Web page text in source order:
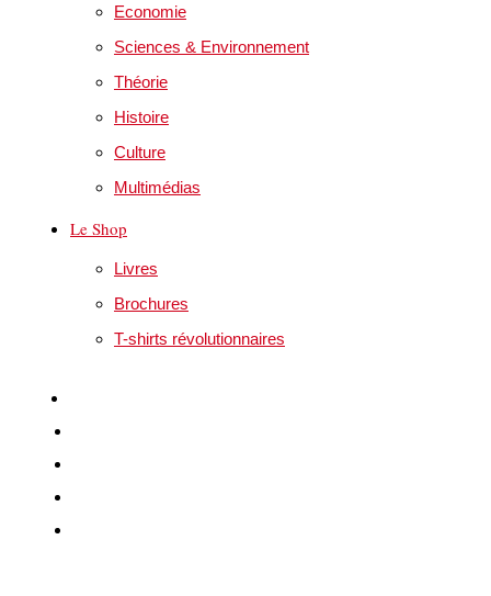
Economie
Sciences & Environnement
Théorie
Histoire
Culture
Multimédias
Le Shop
Livres
Brochures
T-shirts révolutionnaires